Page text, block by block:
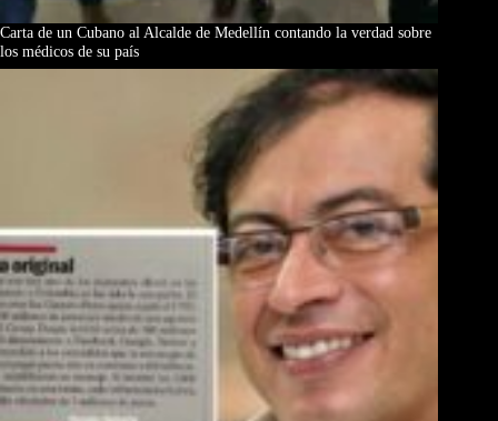
Carta de un Cubano al Alcalde de Medellín contando la verdad sobre
los médicos de su país